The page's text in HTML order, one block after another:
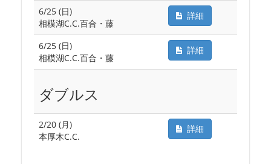
6/25 (日)
相模湖C.C.百合・藤
詳細
6/25 (日)
相模湖C.C.百合・藤
詳細
ダブルス
2/20 (月)
本厚木C.C.
詳細